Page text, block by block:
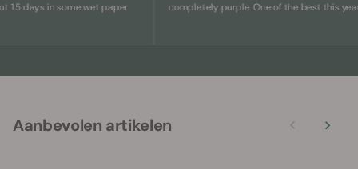
in some wet paper
completely purple. One of the best this year.
Aanbevolen artikelen